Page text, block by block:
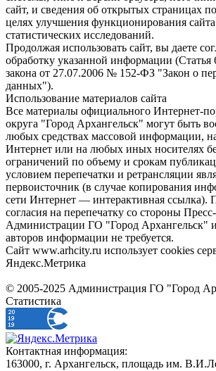
сайт, и сведения об открытых страницах
целях улучшения функционирования
статистических исследований.
Продолжая использовать сайт, вы даете
обработку указанной информации (Статья
закона от 27.07.2006 № 152-ФЗ "Закон о
данных").
Использование материалов сайта
Все материалы официального Интернет-
округа "Город Архангельск" могут быть
любых средствах массовой информации,
Интернет или на любых иных носителях
ограничений по объему и срокам
условием перепечатки и ретрансляции
первоисточник (в случае копирования
сети Интернет — интерактивная ссылка).
согласия на перепечатку со стороны
Администрации ГО "Город Архангельск"
авторов информации не требуется.
Сайт www.arhcity.ru использует cookies
Яндекс.Метрика
© 2005-2025 Администрация ГО "Город
Статистика
Контактная информация:
163000, г. Архангельск, площадь им.